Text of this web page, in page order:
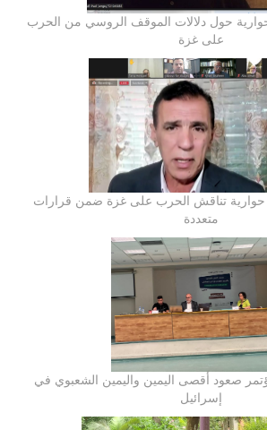
حول دلالات الموقف الروسي من الحرب
على غزة
تناقش الحرب على غزة ضمن قرارات
متعددة
صعود أقصى اليمين واليمين الشعبوي في
إسرائيل